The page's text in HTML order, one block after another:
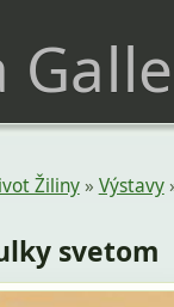
Žiliny» Výstavy
svetom